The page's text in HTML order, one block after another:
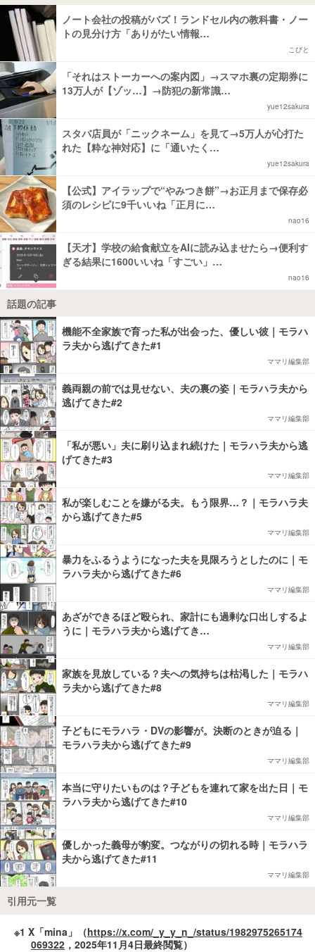
ノート会社の投稿がバズ！ランドセル内の教科書・ノー
トの見分け方「ありがたい情報…
こびと
「それはストーカーへの案内図」→スマホ裏の定期券に
13万人が【ゾッ…】→防犯の新常識…
yue12sakura
スタバ店員が「ニックネーム」を見て→5万人が心打た
れた【粋な神対応】に「通いたく…
yue12sakura
【公式】アイラップで“やみつき餅”→お正月まで保存必
須のレシピに9千いいね「正月に…
nao16
【天才】学校の給食献立をAIに読み込ませたら→便利す
ぎる結果に1600いいね「すごい」…
nao16
話題の記事
機能不全家族で育った私が出会った、優しい彼｜モラハ
ラ夫から逃げてきた#1
ママリ編集部
義両親の前では見せない、夫の裏の姿｜モラハラ夫から
逃げてきた#2
ママリ編集部
「私が悪い」夫に刷り込まれ続けた｜モラハラ夫から逃
げてきた#3
ママリ編集部
私が楽しむことを嫌がる夫。もう限界…？｜モラハラ夫
から逃げてきた#5
ママリ編集部
暴力をふるうようになった夫を見限ろうとしたのに｜モ
ラハラ夫から逃げてきた#6
ママリ編集部
あざができるほど殴られ、家計にも過剰な口出しするよ
うに｜モラハラ夫から逃げてき…
ママリ編集部
家族を見放している？夫への気持ちは枯渇した｜モラハ
ラ夫から逃げてきた#8
ママリ編集部
子どもにモラハラ・DVの影響が。決断のときが迫る｜
モラハラ夫から逃げてきた#9
ママリ編集部
本当に守りたいものは？子どもを連れて家を出た日｜モ
ラハラ夫から逃げてきた#10
ママリ編集部
優しかった義母が豹変。つながりの切れる時｜モラハラ
夫から逃げてきた#11
ママリ編集部
引用元一覧
※1 X「mina」（https://x.com/_y_y_n_/status/1982975265174
069322 ，2025年11月4日最終閲覧）